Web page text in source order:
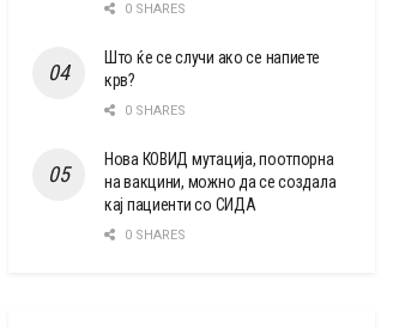
0 SHARES
Што ќе се случи ако се напиете
крв?
0 SHARES
Нова КОВИД мутација, поотпорна
на вакцини, можно да се создала
кај пациенти со СИДА
0 SHARES